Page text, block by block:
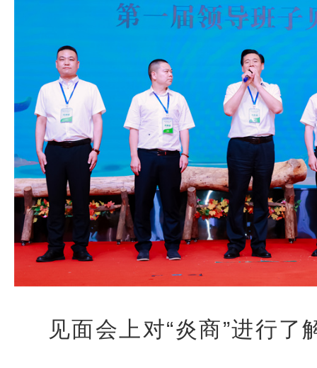
见面会上对“炎商”进行了